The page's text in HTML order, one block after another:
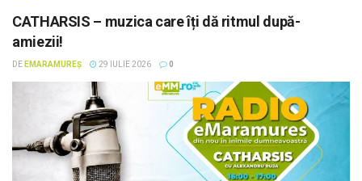
CATHARSIS – muzica care îți dă ritmul după-
amiezii!
DE EMARAMUREȘ 29 IULIE 2026 0